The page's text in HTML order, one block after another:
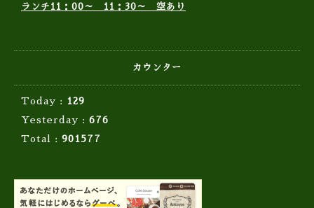
ランチ11：00～ 11：30～ 空あり
カウンター
Today :
129
Yesterday : 676
Total : 901577